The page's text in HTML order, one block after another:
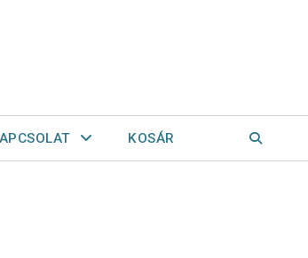
KOSÁR